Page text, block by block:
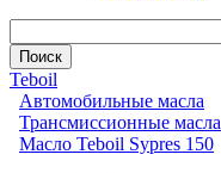
Teboil
Автомобильные масла
Трансмиссионные масла
Масло Teboil Sypres 150